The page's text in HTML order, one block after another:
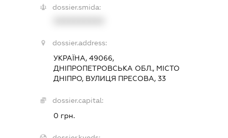
dossier.smida:
dossier.address:
УКРАЇНА, 49066,
ДНІПРОПЕТРОВСЬКА ОБЛ., МІСТО
ДНІПРО, ВУЛИЦЯ ПРЕСОВА, 33
dossier.capital:
0 грн.